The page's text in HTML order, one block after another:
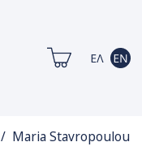
/ Maria Stavropoulou